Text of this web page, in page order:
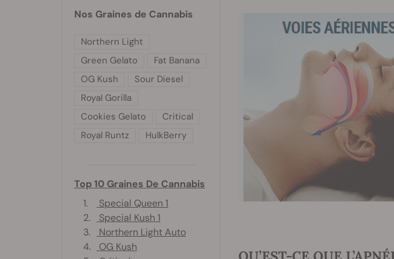
Nos Graines de Cannabis
Northern Light
Green Gelato
Fat Banana
OG Kush
Sour Diesel
Royal Gorilla
Cookies Gelato
Critical
Royal Runtz
HulkBerry
Top 10 Graines De Cannabis
1.
Special Queen 1
2.
Special Kush 1
3.
Northern Light Auto
4.
OG Kush